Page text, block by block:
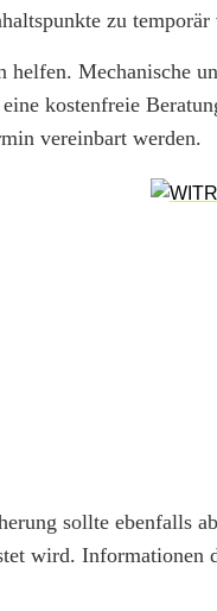
zu temporär
Mechanische
eine kostenfreie
vereinbart werden.
sollte ebenfalls
wird. Informationen